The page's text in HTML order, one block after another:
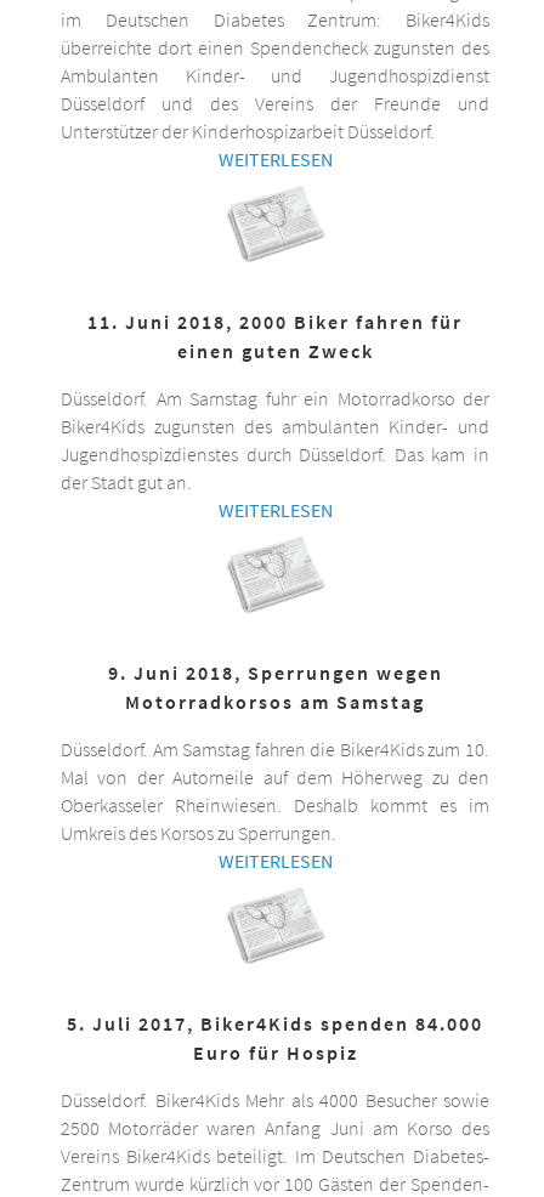
im Deutschen Diabetes Zentrum: Biker4Kids
überreichte dort einen Spendencheck zugunsten des
Ambulanten Kinder- und Jugendhospizdienst
Düsseldorf und des Vereins der Freunde und
Unterstützer der Kinderhospizarbeit Düsseldorf.
WEITERLESEN
11. Juni 2018, 2000 Biker fahren für
einen guten Zweck
Düsseldorf. Am Samstag fuhr ein Motorradkorso der
Biker4Kids zugunsten des ambulanten Kinder- und
Jugendhospizdienstes durch Düsseldorf. Das kam in
der Stadt gut an.
WEITERLESEN
9. Juni 2018, Sperrungen wegen
Motorradkorsos am Samstag
Düsseldorf. Am Samstag fahren die Biker4Kids zum 10.
Mal von der Automeile auf dem Höherweg zu den
Oberkasseler Rheinwiesen. Deshalb kommt es im
Umkreis des Korsos zu Sperrungen.
WEITERLESEN
5. Juli 2017, Biker4Kids spenden 84.000
Euro für Hospiz
Düsseldorf. Biker4Kids Mehr als 4000 Besucher sowie
2500 Motorräder waren Anfang Juni am Korso des
Vereins Biker4Kids beteiligt. Im Deutschen Diabetes-
Zentrum wurde kürzlich vor 100 Gästen der Spenden-